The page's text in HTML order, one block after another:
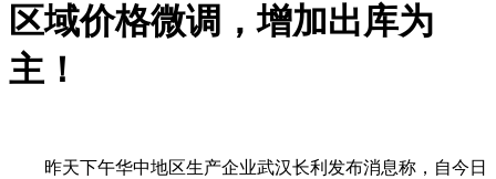
区域价格微调，增加出库为
主！
昨天下午华中地区生产企业武汉长利发布消息称，自今日